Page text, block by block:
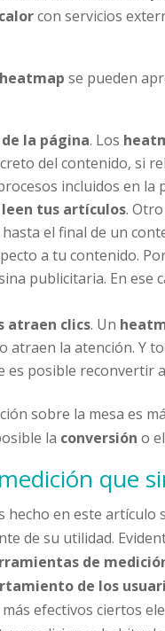
con servicios
heatmap se pueden
la página. Los
del contenido, si
incluidos en la
leen tus artículos.
el final de un
a tu contenido.
publicitaria. En ese
atraen clics. Un
atraen la atención. Y
es posible reconvertir
sobre la mesa es
la conversióno
que
hecho en este artículo
de su utilidad.
de
de los
efectivos ciertos